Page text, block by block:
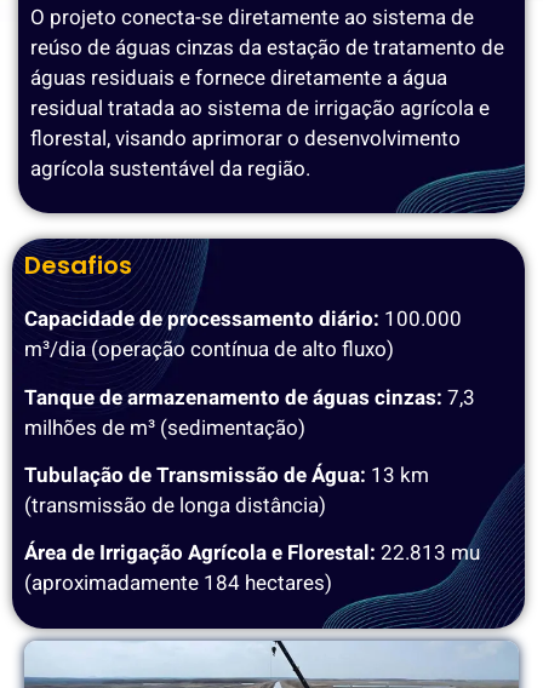
O projeto conecta-se diretamente ao sistema de
reúso de águas cinzas da estação de tratamento de
águas residuais e fornece diretamente a água
residual tratada ao sistema de irrigação agrícola e
florestal, visando aprimorar o desenvolvimento
agrícola sustentável da região.
Desafios
Capacidade de processamento diário: 100.000
m³/dia (operação contínua de alto fluxo)
Tanque de armazenamento de águas cinzas: 7,3
milhões de m³ (sedimentação)
Tubulação de Transmissão de Água: 13 km
(transmissão de longa distância)
Área de Irrigação Agrícola e Florestal: 22.813 mu
(aproximadamente 184 hectares)